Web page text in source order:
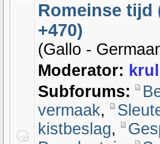
Romeinse tijd
+470)
(Gallo -
Moderator:
Subforums:
vermaak,
kistbeslag,